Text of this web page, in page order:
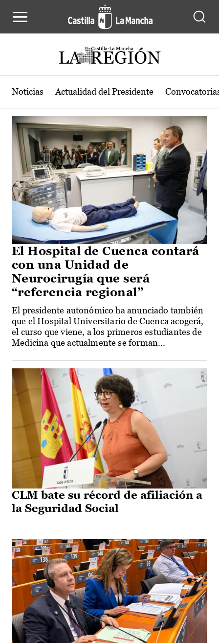
Actualidad de la región de Castilla-
Noticias Actualidad del Presidente
El Hospital de Cuenca contará
con una Unidad de
Neurocirugía que será
“referencia regional”
El presidente autonómico ha anunciado también
que el Hospital Universitario de Cuenca acogerá,
el curso que viene, a los primeros estudiantes de
Medicina que actualmente se forman...
CLM bate su récord de afiliación a
la Seguridad Social